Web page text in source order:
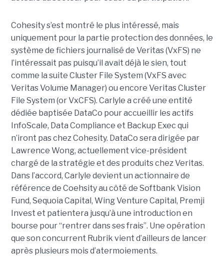
Cohesity s’est montré le plus intéressé, mais
uniquement pour la partie protection des données, le
système de fichiers journalisé de Veritas (VxFS) ne
l’intéressait pas puisqu’il avait déjà le sien, tout
comme la suite Cluster File System (VxFS avec
Veritas Volume Manager) ou encore Veritas Cluster
File System (or VxCFS). Carlyle a créé une entité
dédiée baptisée DataCo pour accueillir les actifs
InfoScale, Data Compliance et Backup Exec qui
n’iront pas chez Cohesity. DataCo sera dirigée par
Lawrence Wong, actuellement vice-président
chargé de la stratégie et des produits chez Veritas.
Dans l’accord, Carlyle devient un actionnaire de
référence de Coehsity au côté de Softbank Vision
Fund, Sequoia Capital, Wing Venture Capital, Premji
Invest et patientera jusqu’à une introduction en
bourse pour “rentrer dans ses frais”. Une opération
que son concurrent Rubrik vient d’ailleurs de lancer
après plusieurs mois d’atermoiements.